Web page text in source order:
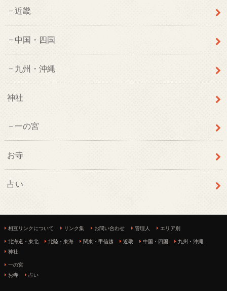
近畿
中国・四国
九州・沖縄
神社
一の宮
お寺
占い
相互リンクについて リンク集 お問い合わせ 管理人 エリア別
北海道・東北 北陸・東海 関東・甲信越 近畿 中国・四国
九州・沖縄
神社
一の宮
お寺
占い